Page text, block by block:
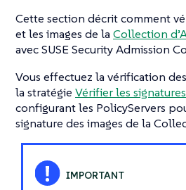
Cette section décrit comment
et les images de la Collection
avec SUSE Security Admission
Vous effectuez la vérification
la stratégie Vérifier les signatures
configurant les PolicyServers
signature des images de la